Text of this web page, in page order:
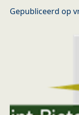
Gepubliceerd op